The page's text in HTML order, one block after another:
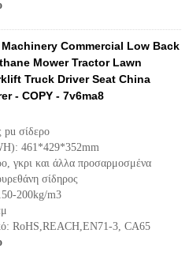
Commercial Low Back
Mower Tractor Lawn
Truck Driver Seat China
- COPY - 7v6ma8
pu σίδερο
461*429*352mm
γκρι και άλλα προσαρμοσμένα
σίδηρος
200kg/m3
RoHS,REACH,EN71-3, CA65